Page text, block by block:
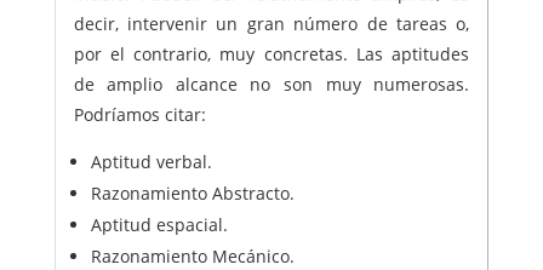
decir, intervenir un gran número de tareas o,
por el contrario, muy concretas. Las aptitudes
de amplio alcance no son muy numerosas.
Podríamos citar:
Aptitud verbal.
Razonamiento Abstracto.
Aptitud espacial.
Razonamiento Mecánico.